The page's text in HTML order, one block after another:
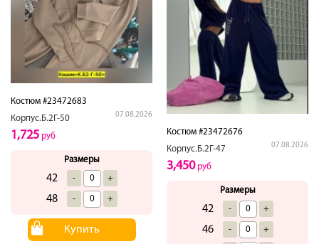
Костюм #23472683
Корпус.Б.2Г-50
07.08.2026
1,725 руб
Размеры
42 - +
48 - +
Купить
Костюм #23472676
Корпус.Б.2Г-47
07.08.2026
3,450руб
Размеры
42 - +
46 - +